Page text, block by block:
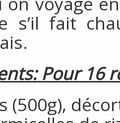
s’il fait
Pour 16
(500g),